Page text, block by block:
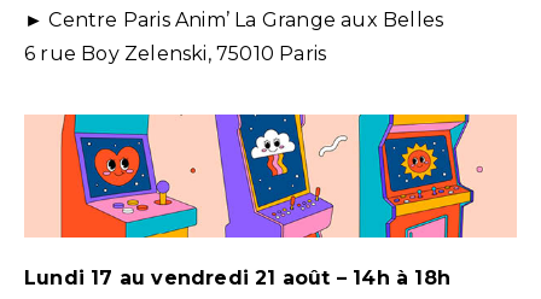
► Centre Paris Anim’ La Grange aux Belles
6 rue Boy Zelenski, 75010 Paris
Lundi 17 au vendredi 21 août – 14h à 18h